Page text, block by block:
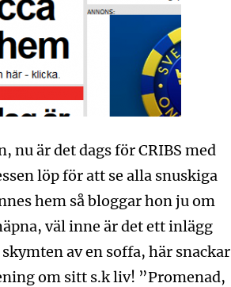
nu är det dags för CRIBS med
löp för att se alla snuskiga
hem så bloggar hon ju om
väl inne är det ett inlägg
av en soffa, här snackar
om sitt s.k liv! ”Promenad,